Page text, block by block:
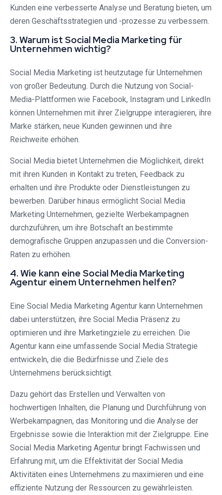
Kunden eine verbesserte Analyse und Beratung bieten, um
deren Geschäftsstrategien und -prozesse zu verbessern.
3. Warum ist Social Media Marketing für
Unternehmen wichtig?
Social Media Marketing ist heutzutage für Unternehmen
von großer Bedeutung. Durch die Nutzung von Social-
Media-Plattformen wie Facebook, Instagram und LinkedIn
können Unternehmen mit ihrer Zielgruppe interagieren, ihre
Marke stärken, neue Kunden gewinnen und ihre
Reichweite erhöhen.
Social Media bietet Unternehmen die Möglichkeit, direkt
mit ihren Kunden in Kontakt zu treten, Feedback zu
erhalten und ihre Produkte oder Dienstleistungen zu
bewerben. Darüber hinaus ermöglicht Social Media
Marketing Unternehmen, gezielte Werbekampagnen
durchzuführen, um ihre Botschaft an bestimmte
demografische Gruppen anzupassen und die Conversion-
Raten zu erhöhen.
4. Wie kann eine Social Media Marketing
Agentur einem Unternehmen helfen?
Eine Social Media Marketing Agentur kann Unternehmen
dabei unterstützen, ihre Social Media Präsenz zu
optimieren und ihre Marketingziele zu erreichen. Die
Agentur kann eine umfassende Social Media Strategie
entwickeln, die die Bedürfnisse und Ziele des
Unternehmens berücksichtigt.
Dazu gehört das Erstellen und Verwalten von
hochwertigen Inhalten, die Planung und Durchführung von
Werbekampagnen, das Monitoring und die Analyse der
Ergebnisse sowie die Interaktion mit der Zielgruppe. Eine
Social Media Marketing Agentur bringt Fachwissen und
Erfahrung mit, um die Effektivität der Social Media
Aktivitäten eines Unternehmens zu maximieren und eine
effiziente Nutzung der Ressourcen zu gewährleisten.